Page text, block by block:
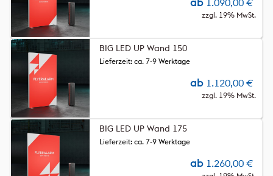
1.090,00 €
zzgl. 19% MwSt.
BIG LED UP Wand 150
ab 1.120,00 €
zzgl. 19% MwSt.
Lieferzeit: ca. 7-9 Werktage
BIG LED UP Wand 175
ab 1.260,00 €
Lieferzeit: ca. 7-9 Werktage